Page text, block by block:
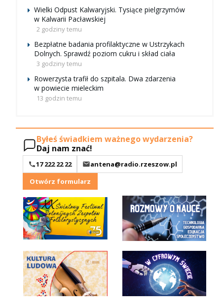
Wielki Odpust Kalwaryjski. Tysiące pielgrzymów
w Kalwarii Pacławskiej
2 godziny temu
Bezpłatne badania profilaktyczne w Ustrzykach
Dolnych. Sprawdź poziom cukru i skład ciała
3 godziny temu
Rowerzysta trafił do szpitala. Dwa zdarzenia
w powiecie mieleckim
13 godzin temu
Byłeś świadkiem ważnego wydarzenia?
Daj nam znać!
17 222 22 22
antena@radio.rzeszow.pl
Otwórz formularz